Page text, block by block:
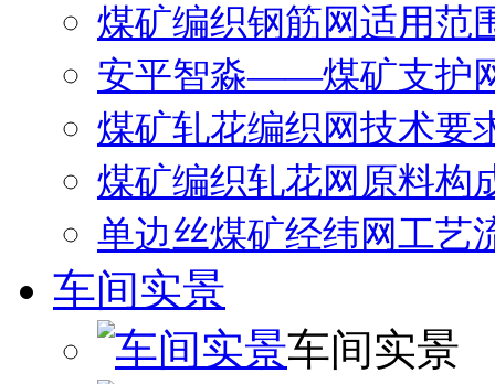
煤矿编织钢筋网适用范
安平智淼——煤矿支护
煤矿轧花编织网技术要
煤矿编织轧花网原料构
单边丝煤矿经纬网工艺
车间实景
车间实景